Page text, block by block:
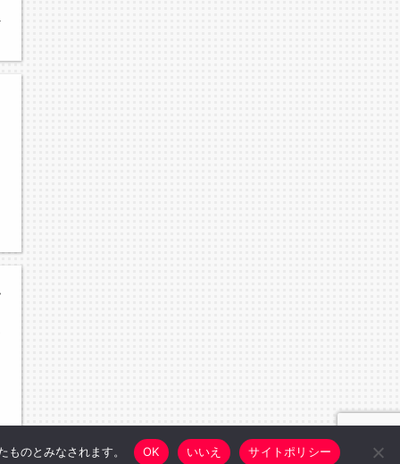
予選
のとみなされます。 OK いいえ サイトポリシー